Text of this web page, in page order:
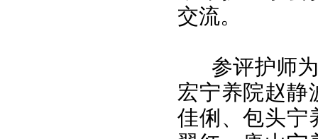
交流。
参评护师
宏宁养院赵静
佳俐、包头宁